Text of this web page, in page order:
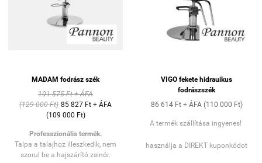
MADAM fodrász szék
101 575 Ft + ÁFA
(129 000 Ft) 85 827 Ft + ÁFA
(109 000 Ft)
Professzionális termék.
Talpa a talajhoz illeszkedik, nem
szorul be a hajszárító zsinór.
VIGO fekete hidrauikus
fodrászszék
86 614 Ft + ÁFA (110 000 Ft)
A termék szállítása ingyenes!
használja a DIREKT kuponkódot